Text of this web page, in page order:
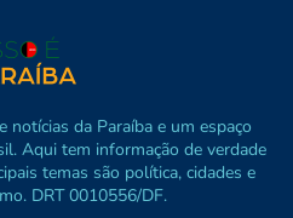
notícias da Paraíba e um espaço
Aqui tem informação de verdade
temas são política, cidades e
DRT 0010556/DF.